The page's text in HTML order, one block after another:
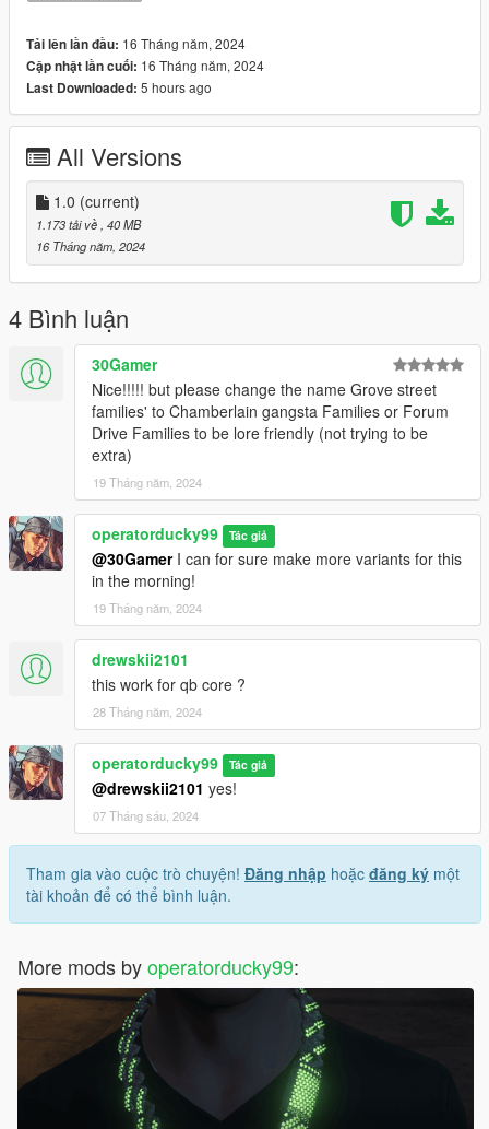
crew
https://discord.gg/SnbrP3Qqf2
Tải lên lần đầu: 16 Tháng năm, 2024
Cập nhật lần cuối: 16 Tháng năm, 2024
Last Downloaded: 5 hours ago
All Versions
1.0 (current)
1.173 tải về, 40 MB
16 Tháng năm, 2024
4 Bình luận
30Gamer
Nice!!!!! but please change the name Grove street
families' to Chamberlain gangsta Families or Forum
Drive Families to be lore friendly (not trying to be
extra)
19 Tháng năm, 2024
operatorducky99 Tác giả
@30GamerI can for sure make more variants for this
in the morning!
19 Tháng năm, 2024
drewskii2101
this work for qb core ?
28 Tháng năm, 2024
operatorducky99 Tác giả
@drewskii2101 yes!
07 Tháng sáu, 2024
Tham gia vào cuộc trò chuyện! Đăng nhập hoặc đăng ký một
tài khoản để có thể bình luận.
More mods byoperatorducky99: